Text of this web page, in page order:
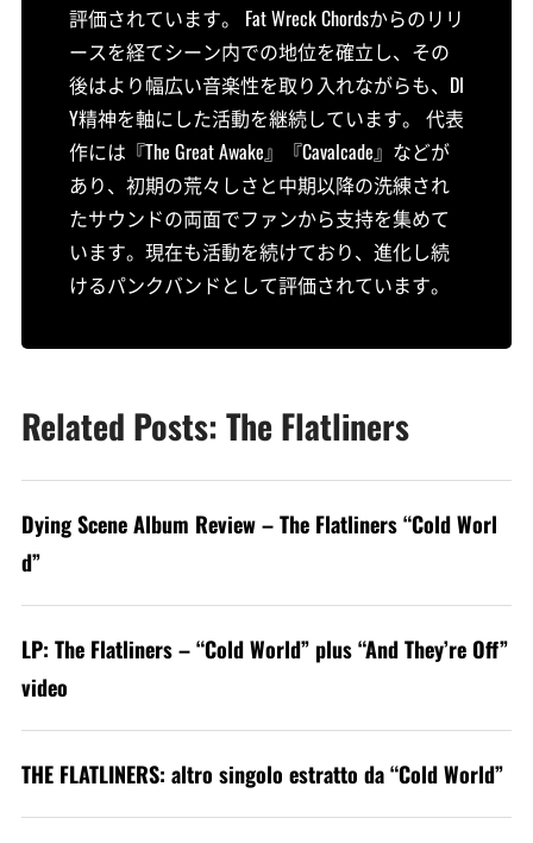
評価されています。 Fat Wreck Chordsからのリリ
ースを経てシーン内での地位を確立し、その
後はより幅広い音楽性を取り入れながらも、DI
Y精神を軸にした活動を継続しています。 代表
作には『The Great Awake』『Cavalcade』などが
あり、初期の荒々しさと中期以降の洗練され
たサウンドの両面でファンから支持を集めて
います。現在も活動を続けており、進化し続
けるパンクバンドとして評価されています。
Related Posts: The Flatliners
Dying Scene Album Review – The Flatliners “Cold Worl
d”
LP: The Flatliners – “Cold World” plus “And They’re Off”
video
THE FLATLINERS: altro singolo estratto da “Cold World”